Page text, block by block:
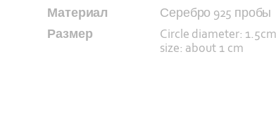
Материал
Серебро 925 пробы
Размер
Circle diameter:
size: about 1 cm